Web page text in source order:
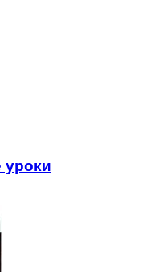
уроки